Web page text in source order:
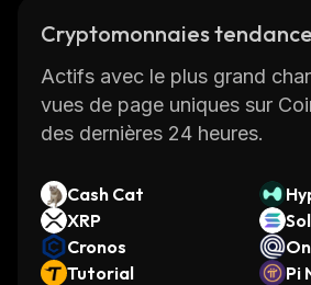
Cryptomonnaies
Actifs avec le plus grand
vues de page uniques sur
des dernières 24 heures.
Cash Cat
XRP
Cronos
Tutorial
Pi